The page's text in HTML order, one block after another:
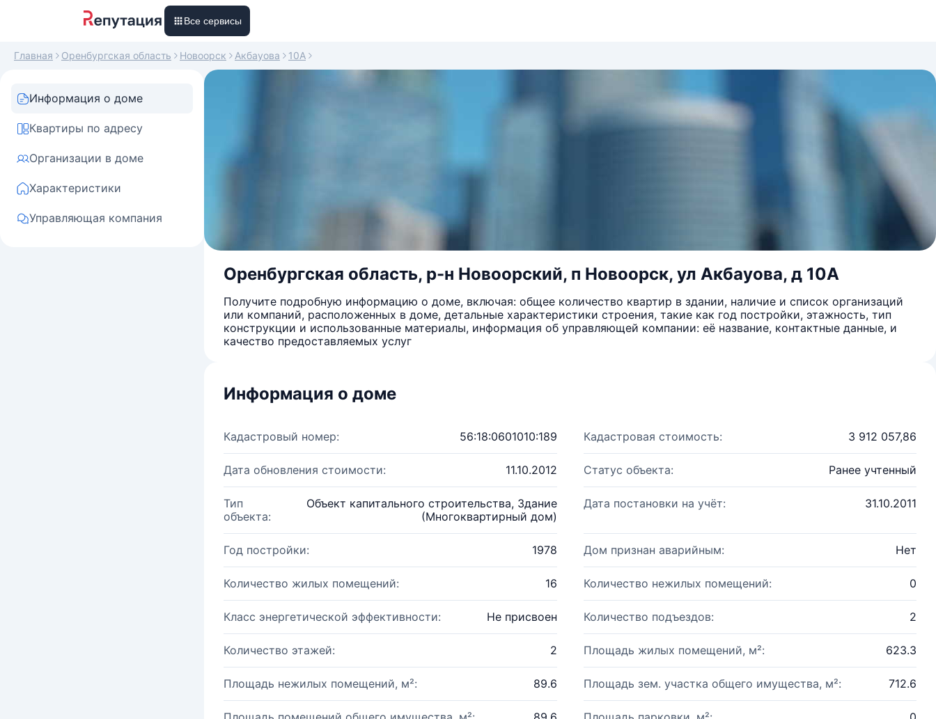
Все сервисы
Главная Оренбургская область Новоорск Акбауова 10А
Информация о доме
Квартиры по адресу
Организации в доме
Характеристики
Управляющая компания
Оренбургская область, р-н Новоорский, п Новоорск, ул Акбауова, д 10А
Получите подробную информацию о доме, включая: общее количество квартир в здании, наличие и список организаций
или компаний, расположенных в доме, детальные характеристики строения, такие как год постройки, этажность, тип
конструкции и использованные материалы, информация об управляющей компании: её название, контактные данные, и
качество предоставляемых услуг
Информация о доме
Кадастровый номер: 56:18:0601010:189 Кадастровая стоимость: 3 912 057,86
Дата обновления стоимости: 11.10.2012 Статус объекта: Ранее учтенный
Тип
объекта:
Объект капитального строительства, Здание
(Многоквартирный дом)
Дата постановки на учёт: 31.10.2011
Год постройки: 1978 Дом признан аварийным: Нет
Количество жилых помещений: 16 Количество нежилых помещений: 0
Класс энергетической эффективности: Не присвоен Количество подъездов: 2
Количество этажей: 2 Площадь жилых помещений, м²: 623.3
Площадь нежилых помещений, м²: 89.6 Площадь зем. участка общего имущества, м²: 712.6